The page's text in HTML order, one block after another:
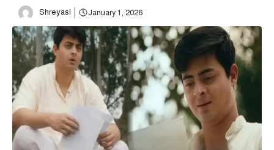
Shreyasi January 1, 2026